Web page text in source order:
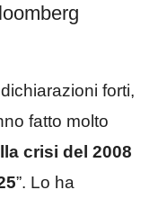
forti,
fatto molto
crisi del 2008
”. Lo ha